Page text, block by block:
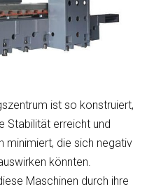
ist so konstruiert,
Stabilität erreicht und
minimiert, die sich negativ
könnten.
Maschinen durch ihre